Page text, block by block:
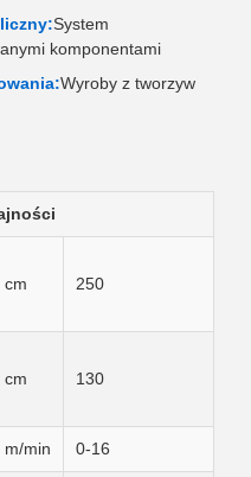
System
komponentami
Wyroby z tworzyw
cm 250
cm 130
m/min 0-16